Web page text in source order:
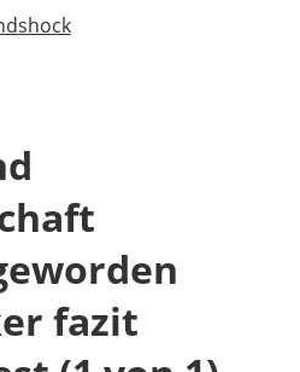
fazit